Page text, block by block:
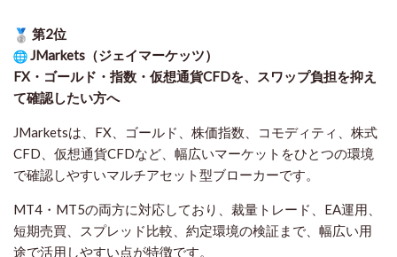
第2位
JMarkets（ジェイマーケッツ）
FX・ゴールド・指数・仮想通貨CFDを、スワップ負担を抑え
て確認したい方へ
JMarketsは、FX、ゴールド、株価指数、コモディティ、株式
CFD、仮想通貨CFDなど、幅広いマーケットをひとつの環境
で確認しやすいマルチアセット型ブローカーです。
MT4・MT5の両方に対応しており、裁量トレード、EA運用、
短期売買、スプレッド比較、約定環境の検証まで、幅広い用
途で活用しやすい点が特徴です。